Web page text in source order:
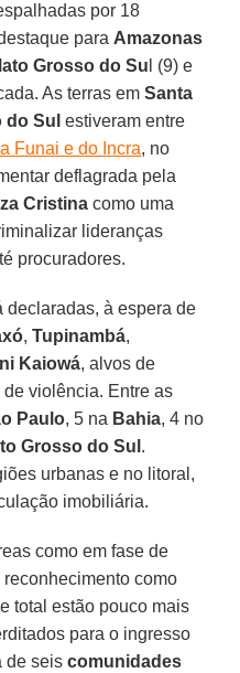
por 18
para Amazonas
Grosso do Su l (9) e
As terras emSanta
do Sul estiveram entre
Funai e do Incra, no
deflagrada pela
Cristina como uma
lideranças
procuradores.
declaradas, à espera de
, Tupinambá,
Kaiowá, alvos de
violência. Entre as
Paulo, 5 na Bahia, 4 no
Grosso do Sul .
urbanas e no litoral,
imobiliária.
como em fase de
como
total estão pouco mais
para o ingresso
de seiscomunidades